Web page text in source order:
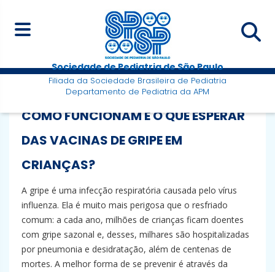
Sociedade de Pediatria de São Paulo
Filiada da Sociedade Brasileira de Pediatria
Departamento de Pediatria da APM
COMO FUNCIONAM E O QUE ESPERAR
DAS VACINAS DE GRIPE EM
CRIANÇAS?
A gripe é uma infecção respiratória causada pelo vírus
influenza. Ela é muito mais perigosa que o resfriado
comum: a cada ano, milhões de crianças ficam doentes
com gripe sazonal e, desses, milhares são hospitalizadas
por pneumonia e desidratação, além de centenas de
mortes. A melhor forma de se prevenir é através da